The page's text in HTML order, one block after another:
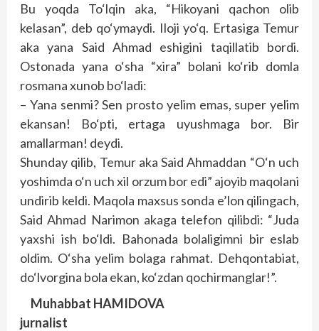
Bu yoqda To‘lqin aka, “Hikoyani qachon olib
kelasan”, deb qo‘ymaydi. Iloji yo‘q. Ertasiga Temur
aka yana Said Ahmad eshigini taqillatib bordi.
Ostonada yana o‘sha “xira” bolani ko‘rib domla
rosmana xunob bo‘ladi:
– Yana senmi? Sen prosto yelim emas, super yelim
ekansan! Bo‘pti, ertaga uyushmaga bor. Bir
amallarman! deydi.
Shunday qilib, Temur aka Said Ahmaddan “O‘n uch
yoshimda o‘n uch xil orzum bor edi” ajoyib maqolani
undirib keldi. Maqola maxsus sonda e’lon qilingach,
Said Ahmad Narimon akaga telefon qilibdi: “Juda
yaxshi ish bo‘ldi. Bahonada bolaligimni bir eslab
oldim. O‘sha yelim bolaga rahmat. Dehqontabiat,
do‘lvorgina bola ekan, ko‘zdan qochirmanglar!”.
Muhabbat HAMIDOVA
jurnalist